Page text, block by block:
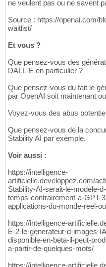
ne veulent pas ou ne savent
Source : https://openai.com/
waitlist/
Et vous ?
Que pensez-vous des
DALL-E en particulier ?
Que pensez-vous du fait le
par OpenAI soit maintenant
Voyez-vous des abus
Que pensez-vous de la
Stability AI par exemple.
Voir aussi :
https://intelligence-
artificielle.developpez.com/
Stability-AI-serait-le-modele-
temps-contrairement-a-GPT-
applications-du-monde-reel-
https://intelligence-
E-2-le-generateur-d-images-
disponible-en-beta-il-peut-
a-partir-de-quelques-mots/
https://intelligence-